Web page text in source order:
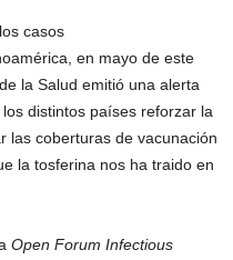
casos
en mayo de este
la Salud emitió una alerta
distintos países reforzar la
las coberturas de vacunación
la tosferina nos ha traido en
Open Forum Infectious